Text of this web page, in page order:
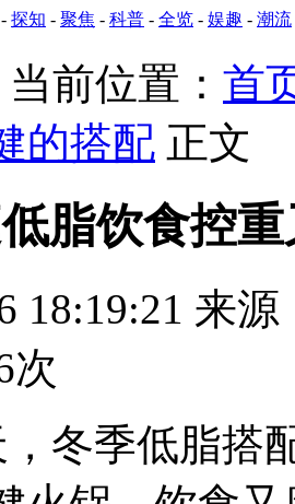
- 探知 - 聚焦 - 科普 - 全览 - 娱趣 - 潮流
当前位置： 首
的搭配 正文
脂饮食控
18:19:21 来源
次
冬季低脂搭